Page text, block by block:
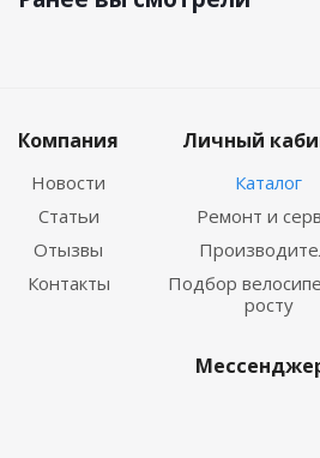
Компания
Новости
Статьи
Отызвы
Контакты
Личный
Каталог
Ремонт и
Подбор
росту